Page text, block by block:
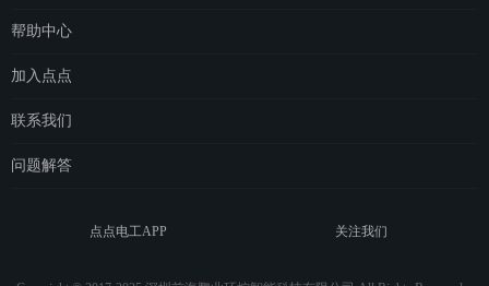
物联网云平台
eSAS管理平台
eDOS管理平台
帮助中心
点点简介
常见问题
加入点点
城市合伙人
项目合伙人
联系我们
联系我们
问题解答
点点电工APP操作解答
关注我们